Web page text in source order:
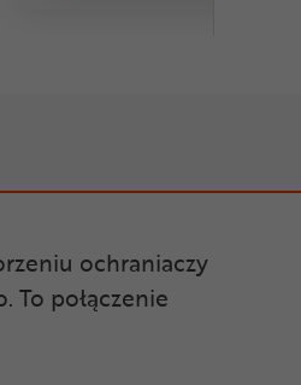
ochraniaczy
To połączenie